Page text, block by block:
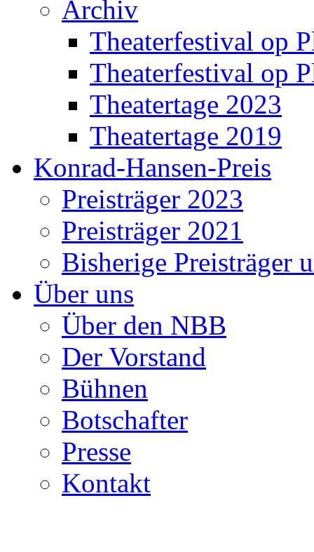
Archiv
Theaterfestival op
Theaterfestival op
Theatertage 2023
Theatertage 2019
Konrad-Hansen-Preis
Preisträger 2023
Preisträger 2021
Bisherige Preisträger
Über uns
Über den NBB
Der Vorstand
Bühnen
Botschafter
Presse
Kontakt